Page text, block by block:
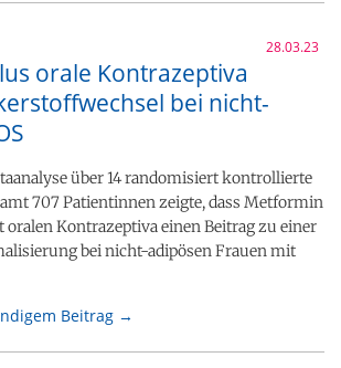
28.03.23
orale Kontrazeptiva
bei nicht-
über 14 randomisiert kontrollierte
707 Patientinnen zeigte, dass Metformin
Kontrazeptiva einen Beitrag zu einer
bei nicht-adipösen Frauen mit
Beitrag →